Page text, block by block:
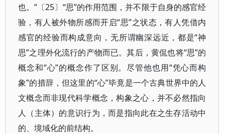
也。”〔25〕“思”的作用范围，并不限于自身的感官经
验，有人被外物所感而开启“思”之状态，有人凭借内
感官的经验而构成意向，无所谓幽深远近，都是“神
思”之理外化流行的产物而已。其后，黄侃也将“思”的
概念和“心”的概念作了区别。尽管他也用“凭心而构
象”的措辞，但这里的“心”毕竟是一个古典世界中的人
文概念而非现代科学概念，构象之心，并不必然指向
人（主体）的意识行为，而是指向此在之生存活动中
的、境域化的前结构。